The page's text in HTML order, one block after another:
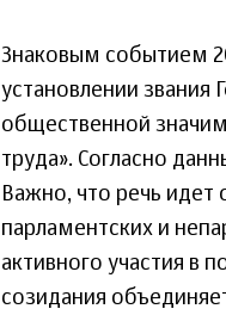
Знаковым событием
установлении звания
общественной
труда». Согласно
Важно, что речь идет
парламентских и
активного участия в
созидания